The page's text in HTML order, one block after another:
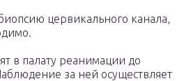
цервикального канала,
в палату реанимации до
за ней осуществляет